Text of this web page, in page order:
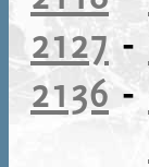
2127-
2136-